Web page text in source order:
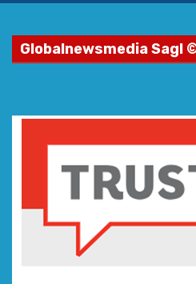
Globalnewsmedia Sagl